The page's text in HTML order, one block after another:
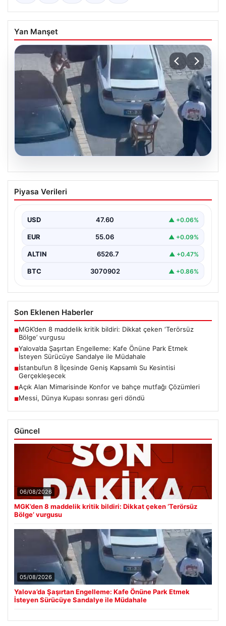
Yan Manşet
05.08.2026
Yalova’da Şaşırtan Engelleme: Kafe
Önüne Park Etmek İsteyen Sürücüye
Yalova'da yaşanan sıra dışı bir olay, gündeme damgasını
Piyasa Verileri
USD 47.60 ▲ +0.06%
EUR 55.06 ▲ +0.09%
ALTIN 6526.7 ▲ +0.47%
BTC 3070902 ▲ +0.86%
Son Eklenen Haberler
■MGK’den 8 maddelik kritik bildiri: Dikkat çeken ‘Terörsüz
Bölge’ vurgusu
■Yalova’da Şaşırtan Engelleme: Kafe Önüne Park Etmek
İsteyen Sürücüye Sandalye ile Müdahale
■İstanbul’un 8 İlçesinde Geniş Kapsamlı Su Kesintisi
Gerçekleşecek
■Açık Alan Mimarisinde Konfor ve bahçe mutfağı Çözümleri
■Messi, Dünya Kupası sonrası geri döndü
Güncel
06/08/2026
MGK’den 8 maddelik kritik bildiri: Dikkat çeken ‘Terörsüz
Bölge’ vurgusu
05/08/2026
Yalova’da Şaşırtan Engelleme: Kafe Önüne Park Etmek
İsteyen Sürücüye Sandalye ile Müdahale